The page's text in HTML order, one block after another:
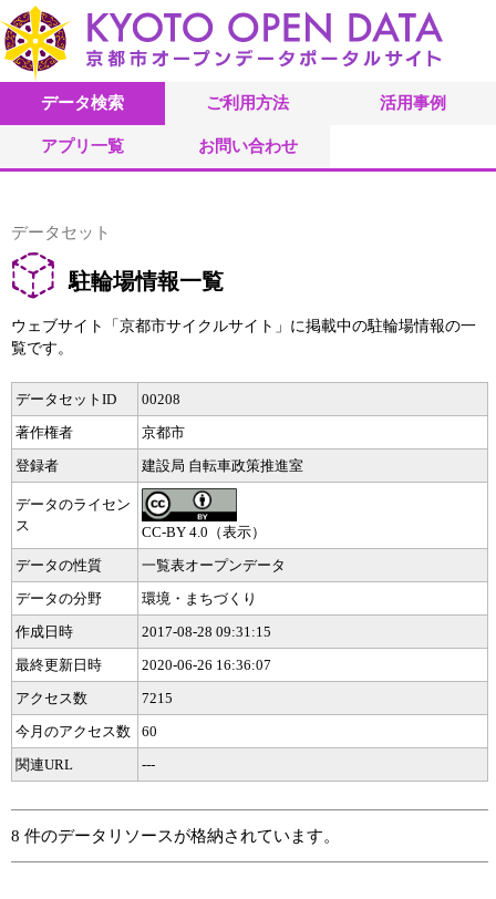
データ検索 ご利用方法 活用事例
アプリ一覧 お問い合わせ
データセット
駐輪場情報一覧
ウェブサイト「京都市サイクルサイト」に掲載中の駐輪場情報の一
覧です。
データセットID
00208
著作権者
京都市
登録者
建設局 自転車政策推進室
データのライセン
ス
CC-BY 4.0（表示）
データの性質
一覧表オープンデータ
データの分野
環境・まちづくり
作成日時
2017-08-28 09:31:15
最終更新日時
2020-06-26 16:36:07
アクセス数
7215
今月のアクセス数
60
関連URL
---
8 件のデータリソースが格納されています。